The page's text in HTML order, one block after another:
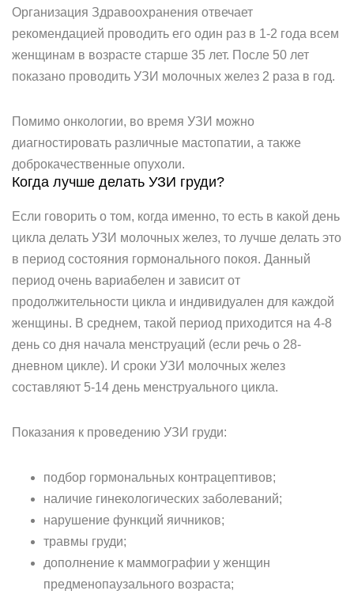
Организация Здравоохранения отвечает
рекомендацией проводить его один раз в 1-2 года всем
женщинам в возрасте старше 35 лет. После 50 лет
показано проводить УЗИ молочных желез 2 раза в год.
Помимо онкологии, во время УЗИ можно
диагностировать различные мастопатии, а также
доброкачественные опухоли.
Когда лучше делать УЗИ груди?
Если говорить о том, когда именно, то есть в какой день
цикла делать УЗИ молочных желез, то лучше делать это
в период состояния гормонального покоя. Данный
период очень вариабелен и зависит от
продолжительности цикла и индивидуален для каждой
женщины. В среднем, такой период приходится на 4-8
день со дня начала менструаций (если речь о 28-
дневном цикле). И сроки УЗИ молочных желез
составляют 5-14 день менструального цикла.
Показания к проведению УЗИ груди:
подбор гормональных контрацептивов;
наличие гинекологических заболеваний;
нарушение функций яичников;
травмы груди;
дополнение к маммографии у женщин
предменопаузального возраста;